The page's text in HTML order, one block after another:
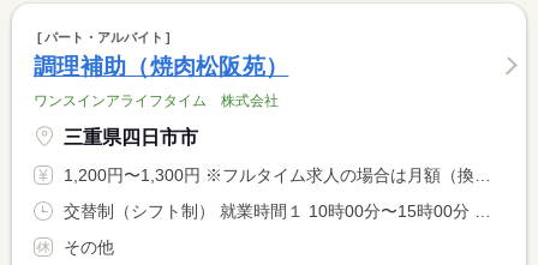
パート・アルバイト
調理補助（焼肉松阪苑）
ワンスインアライフタイム 株式会社
三重県四日市市
1,200円〜1,300円 ※フルタイム求人の場合は月額（換算額）、パート求人の場合は時間額を表示しています。
その他